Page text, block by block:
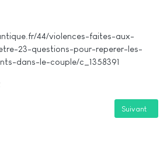
44/violences-faites-aux-
23-questions-pour-reperer-les-
dans-le-couple/c_1358391
Article
Suivant